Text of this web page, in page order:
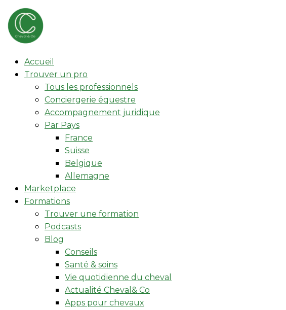
Accueil
Trouver un pro
Tous les professionnels
Conciergerie équestre
Accompagnement juridique
Par Pays
France
Suisse
Belgique
Allemagne
Marketplace
Formations
Trouver une formation
Podcasts
Blog
Conseils
Santé & soins
Vie quotidienne du cheval
Actualité Cheval& Co
Apps pour chevaux